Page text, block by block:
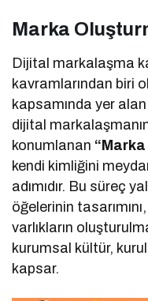
Marka
Dijital markalaşma
kavramlarından biri
kapsamında yer
dijital
konumlanan
kendi kimliğini
adımıdır. Bu süreç
öğelerinin
varlıkların
kurumsal kültür,
kapsar.